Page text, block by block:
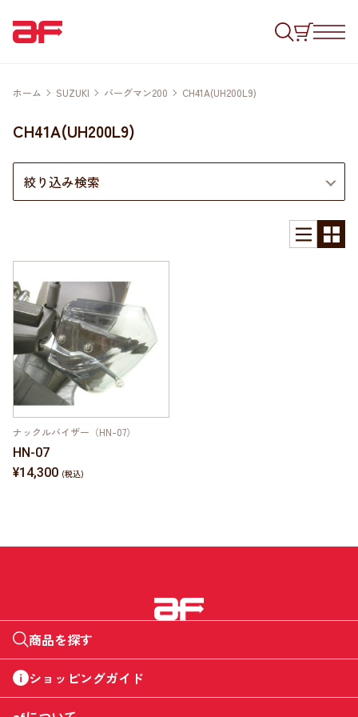
ホーム SUZUKI バーグマン200 CH41A(UH200L9)
CH41A(UH200L9)
絞り込み検索
ナックルバイザー（HN-07）
HN-07
¥14,300
商品を探す
ショッピングガイド